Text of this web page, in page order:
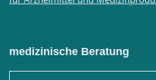
medizinische Beratung